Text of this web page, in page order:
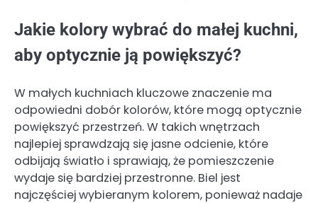
Jakie kolory wybrać do małej kuchni,
aby optycznie ją powiększyć?
W małych kuchniach kluczowe znaczenie ma
odpowiedni dobór kolorów, które mogą optycznie
powiększyć przestrzeń. W takich wnętrzach
najlepiej sprawdzają się jasne odcienie, które
odbijają światło i sprawiają, że pomieszczenie
wydaje się bardziej przestronne. Biel jest
najczęściej wybieranym kolorem, ponieważ nadaje